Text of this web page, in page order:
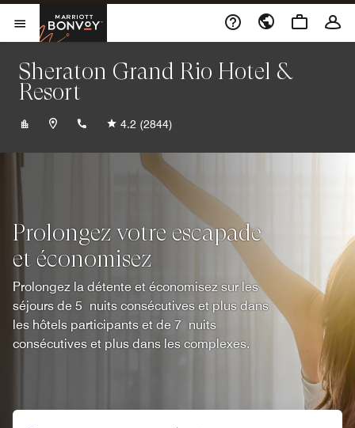
Skip to Content
Ouvrir le menu
Marriott Bonvoy
Sheraton Grand Rio Hotel &
Resort
+552122741122
4.2 (2844)
Prolongez votre escapade
et économisez
Prolongez la détente et économisez sur les
séjours de 5 nuits consécutives et plus dans
les hôtels participants et de 7 nuits
consécutives et plus dans les complexes.